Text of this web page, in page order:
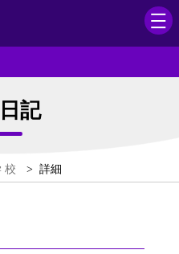
記
校 > 詳細